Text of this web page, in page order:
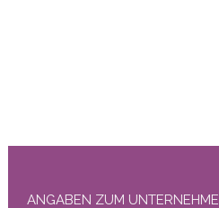
ANGABEN ZUM